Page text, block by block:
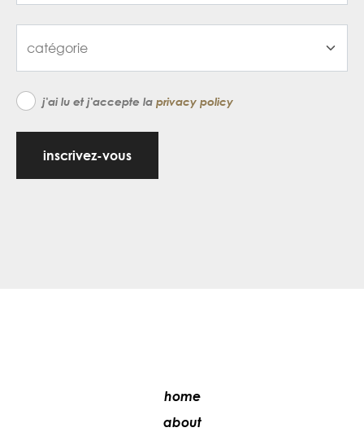
j'ai lu et j'accepte la privacy policy
inscrivez-vous
home
about